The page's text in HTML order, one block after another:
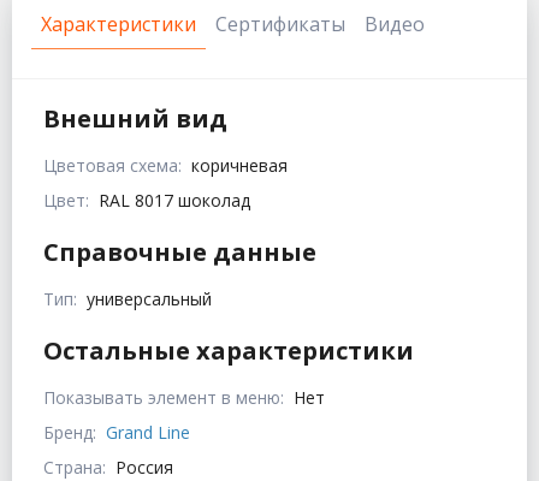
Характеристики Сертификаты Видео
Внешний вид
Цветовая схема: коричневая
Цвет: RAL 8017 шоколад
Справочные данные
Тип: универсальный
Остальные характеристики
Показывать элемент в меню: Нет
Бренд: Grand Line
Страна: Россия